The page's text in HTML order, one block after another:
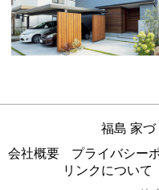
福島 家づ
会社概要
プライバシー
リンクについて